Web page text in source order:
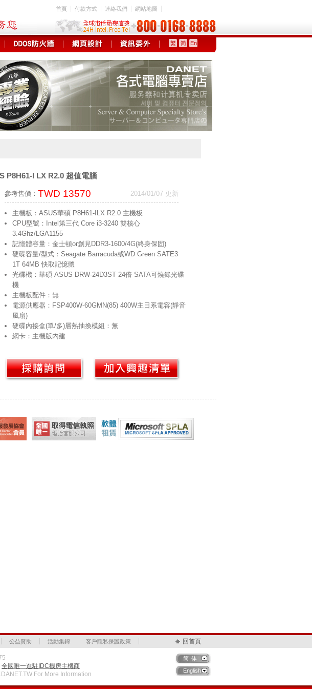
首頁 付款方式 連絡我們 網站地圖
繁 简 En
P8H61-I LX R2.0 超值電腦
參考售價： TWD 13570 2014/01/07 更新
主機板：ASUS華碩 P8H61-ILX R2.0 主機板
CPU型號：Intel第三代 Core i3-3240 雙核心
3.4Ghz/LGA1155
記憶體容量：金士頓or創見DDR3-1600/4G(終身保固)
硬碟容量/型式：Seagate Barracuda或WD Green SATE3
1T 64MB 快取記憶體
光碟機：華碩 ASUS DRW-24D3ST 24倍 SATA可燒錄光碟
機
主機板配件：無
電源供應器：FSP400W-60GMN(85) 400W主日系電容(靜音
風扇)
硬碟內接盒(單/多)層熱抽換模組：無
網卡：主機版內建
公益贊助 活動集錦 客戶隱私保護政策 回首頁
全國唯一進駐IDC機房主機商
For More Information
简体
English